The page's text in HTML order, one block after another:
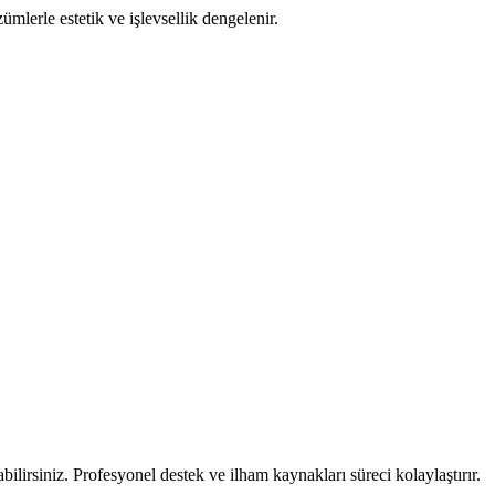
estetik ve işlevsellik dengelenir.
Profesyonel destek ve ilham kaynakları süreci kolaylaştırır.